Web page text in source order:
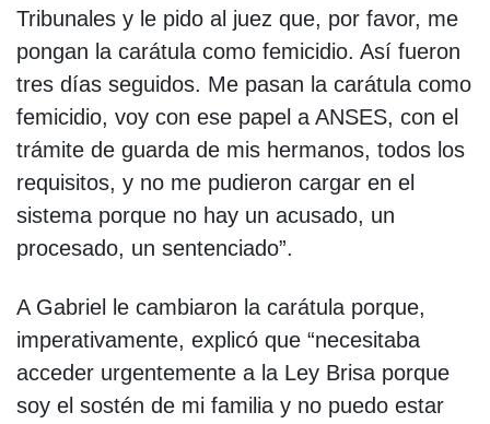
Tribunales y le pido al juez que, por favor, me
pongan la carátula como femicidio. Así fueron
tres días seguidos. Me pasan la carátula como
femicidio, voy con ese papel a ANSES, con el
trámite de guarda de mis hermanos, todos los
requisitos, y no me pudieron cargar en el
sistema porque no hay un acusado, un
procesado, un sentenciado”.
A Gabriel le cambiaron la carátula porque,
imperativamente, explicó que “necesitaba
acceder urgentemente a la Ley Brisa porque
soy el sostén de mi familia y no puedo estar